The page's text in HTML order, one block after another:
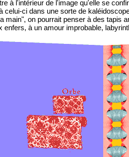
à l'intérieur de l'image qu'elle se
celui-ci dans une sorte de
main", on pourrait penser à des tapis
enfers, à un amour improbable,